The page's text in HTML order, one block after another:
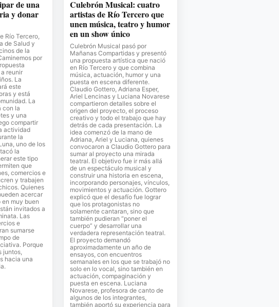
de una
y donar
Río Tercero,
de Salud y
de la
por
reunir
La
este
y está
La
con la
y una
compartir
actividad
la
uno de los
la
este tipo
que
comercios e
y trabajen
Quienes
acercar
muy buen
invitados a
Las
e
sumarse
de
Porque
juntos,
hacia una
Culebrón Musical: cuatro
artistas de Río Tercero que
unen música, teatro y humor
en un show único
Culebrón Musical pasó por
Mañanas Compartidas y presentó
una propuesta artística que nació
en Río Tercero y que combina
música, actuación, humor y una
puesta en escena diferente.
Claudio Gottero, Adriana Esper,
Ariel Lencinas y Luciana Novarese
compartieron detalles sobre el
origen del proyecto, el proceso
creativo y todo el trabajo que hay
detrás de cada presentación. La
idea comenzó de la mano de
Adriana, Ariel y Luciana, quienes
convocaron a Claudio Gottero para
sumar al proyecto una mirada
teatral. El objetivo fue ir más allá
de un espectáculo musical y
construir una historia en escena,
incorporando personajes, vínculos,
movimientos y actuación. Gottero
explicó que el desafío fue lograr
que los protagonistas no
solamente cantaran, sino que
también pudieran “poner el
cuerpo” y desarrollar una
verdadera representación teatral.
El proyecto demandó
aproximadamente un año de
ensayos, con encuentros
semanales en los que se trabajó no
solo en lo vocal, sino también en
actuación, compaginación y
puesta en escena. Luciana
Novarese, profesora de canto de
algunos de los integrantes,
también aportó su experiencia para